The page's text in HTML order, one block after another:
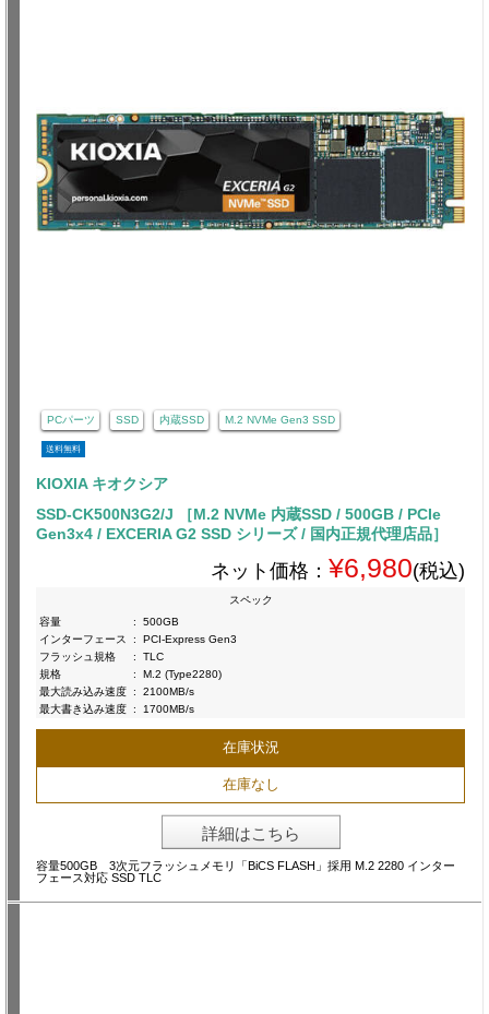
PCパーツ SSD 内蔵SSD M.2 NVMe Gen3 SSD
送料無料
KIOXIA キオクシア
SSD-CK500N3G2/J ［M.2 NVMe 内蔵SSD / 500GB / PCIe
Gen3x4 / EXCERIA G2 SSD シリーズ / 国内正規代理店品］
ネット価格： ¥6,980(税込)
スペック
容量
:
500GB
インターフェース
:
PCI-Express Gen3
フラッシュ規格
:
TLC
規格
:
M.2 (Type2280)
最大読み込み速度 :
2100MB/s
最大書き込み速度 : 1700MB/s
在庫状況
在庫なし
詳細はこちら
容量500GB 3次元フラッシュメモリ「BiCS FLASH」採用 M.2 2280 インター
フェース対応 SSD TLC